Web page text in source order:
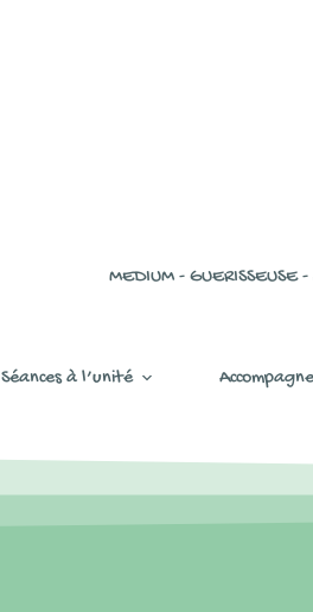
MEDIUM - GUERISSEUSE
Séances à l’unité